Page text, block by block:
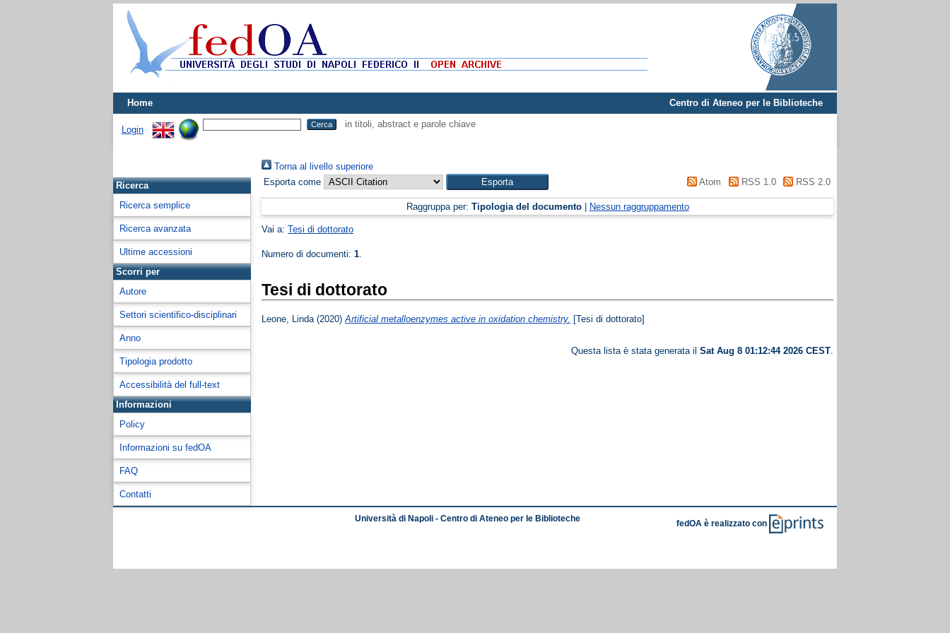
Home Centro di Ateneo per le Biblioteche
Login
in titoli, abstract e parole chiave
Ricerca
Ricerca semplice
Ricerca avanzata
Ultime accessioni
Scorri per
Autore
Settori scientifico-disciplinari
Anno
Tipologia prodotto
Accessibilità del full-text
Informazioni
Policy
Informazioni su fedOA
FAQ
Contatti
Torna al livello superiore
Esporta come
Atom RSS 1.0 RSS 2.0
Raggruppa per: Tipologia del documento| Nessun raggruppamento
Vai a:Tesi di dottorato
Numero di documenti:1.
Tesi di dottorato
Leone, Linda(2020)Artificial metalloenzymes active in oxidation chemistry. [Tesi di dottorato]
Questa lista è stata generata il Sat Aug 8 01:12:44 2026 CEST.
Università di Napoli - Centro di Ateneo per le Biblioteche
fedOA è realizzato con